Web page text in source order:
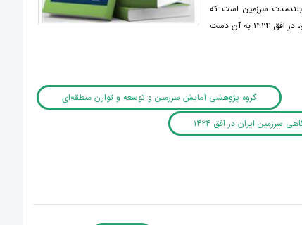
سرزمين است كه
مجموعه كنشگران توسعه مي ­خواهند با مشاركت يكديگر و به‌كارگيري قابليت ­ها، ظرفيت ­ها و مزيت ­هاي سرزميني، در افق ۱۴۲۴ به آن دست
گروه پژوهشی آمایش سرزمین و توسعه و توازن منطقه‌ای
ایران در افق ۱۴۲۴